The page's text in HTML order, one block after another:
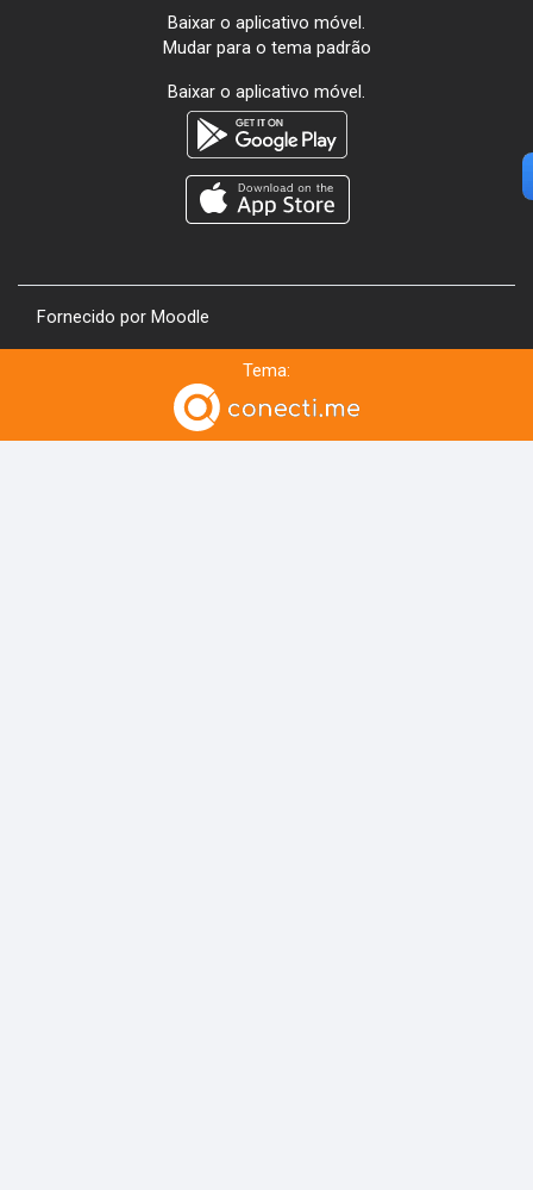
Baixar o aplicativo móvel.
Mudar para o tema padrão
Baixar o aplicativo móvel.
Fornecido por Moodle
Tema: